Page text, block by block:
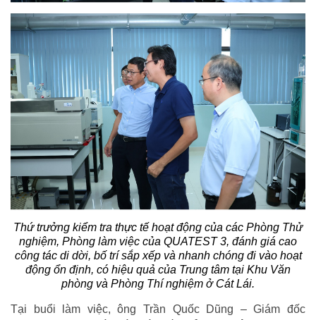
Thứ trưởng kiểm tra thực tế hoạt động của các Phòng Thử
nghiệm, Phòng làm việc của QUATEST 3, đánh giá cao
công tác di dời, bố trí sắp xếp và nhanh chóng đi vào hoạt
động ổn định, có hiệu quả của Trung tâm tại Khu Văn
phòng và Phòng Thí nghiệm ở Cát Lái.
Tại buổi làm việc, ông Trần Quốc Dũng – Giám đốc